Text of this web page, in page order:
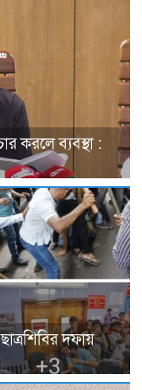
করলে ব্যবস্থা :
দফায়